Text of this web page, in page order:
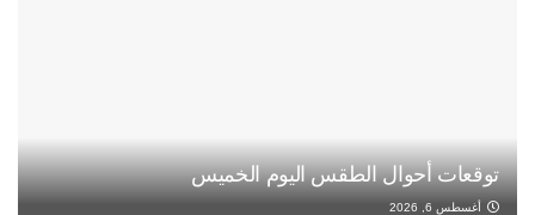
توقعات أحوال الطقس اليوم الخميس
أغسطس 6, 2026